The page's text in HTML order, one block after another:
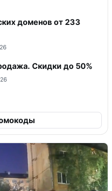
доменов от 233
Скидки до 50%